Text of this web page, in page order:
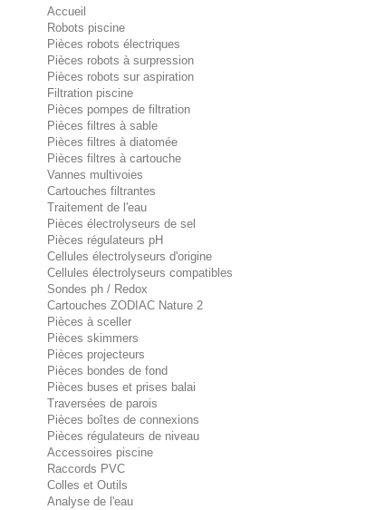
Accueil
Robots piscine
Pièces robots électriques
Pièces robots à surpression
Pièces robots sur aspiration
Filtration piscine
Pièces pompes de filtration
Pièces filtres à sable
Pièces filtres à diatomée
Pièces filtres à cartouche
Vannes multivoies
Cartouches filtrantes
Traitement de l'eau
Pièces électrolyseurs de sel
Pièces régulateurs pH
Cellules électrolyseurs d'origine
Cellules électrolyseurs compatibles
Sondes ph / Redox
Cartouches ZODIAC Nature 2
Pièces à sceller
Pièces skimmers
Pièces projecteurs
Pièces bondes de fond
Pièces buses et prises balai
Traversées de parois
Pièces boîtes de connexions
Pièces régulateurs de niveau
Accessoires piscine
Raccords PVC
Colles et Outils
Analyse de l'eau